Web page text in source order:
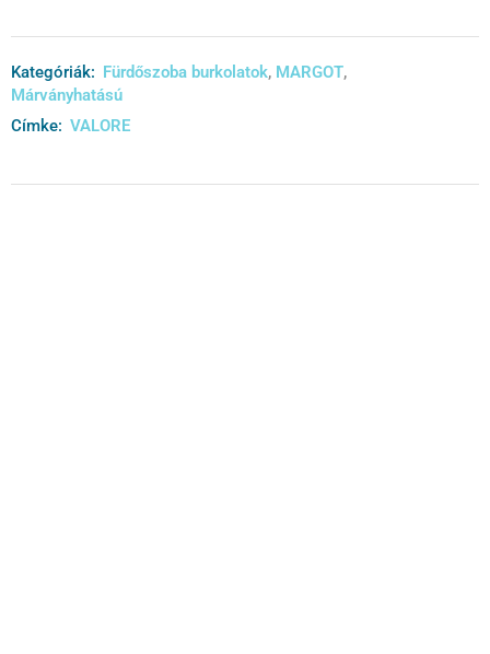
Kategóriák: Fürdőszoba burkolatok, MARGOT,
Márványhatású
Címke: VALORE